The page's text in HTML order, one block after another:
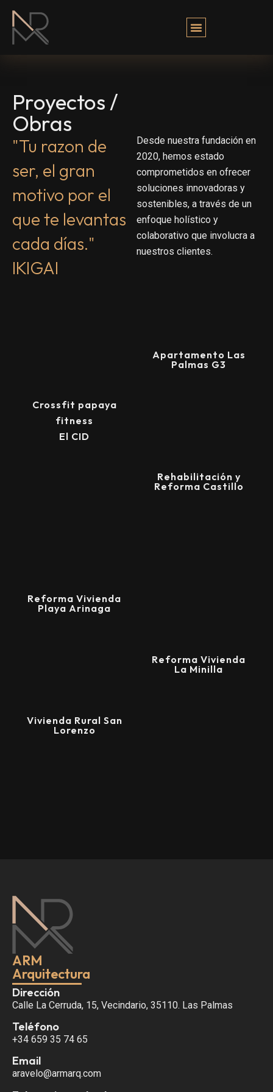
Proyectos /
Obras
"Tu razon de
ser, el gran
motivo por el
que te levantas
cada días."
IKIGAI
Desde nuestra fundación en
2020, hemos estado
comprometidos en ofrecer
soluciones innovadoras y
sostenibles, a través de un
enfoque holístico y
colaborativo que involucra a
nuestros clientes.
Crossfit papaya
fitness
El CID
Reforma Vivienda
Playa Arinaga
Vivienda Rural San
Lorenzo
Apartamento Las
Palmas G3
Rehabilitación y
Reforma Castillo
Reforma Vivienda
La Minilla
ARM
Arquitectura
Dirección
Calle La Cerruda, 15, Vecindario, 35110. Las Palmas
Teléfono
+34 659 35 74 65
Email
aravelo@armarq.com